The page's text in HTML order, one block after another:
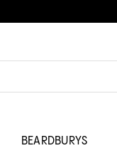
BEARDBURYS